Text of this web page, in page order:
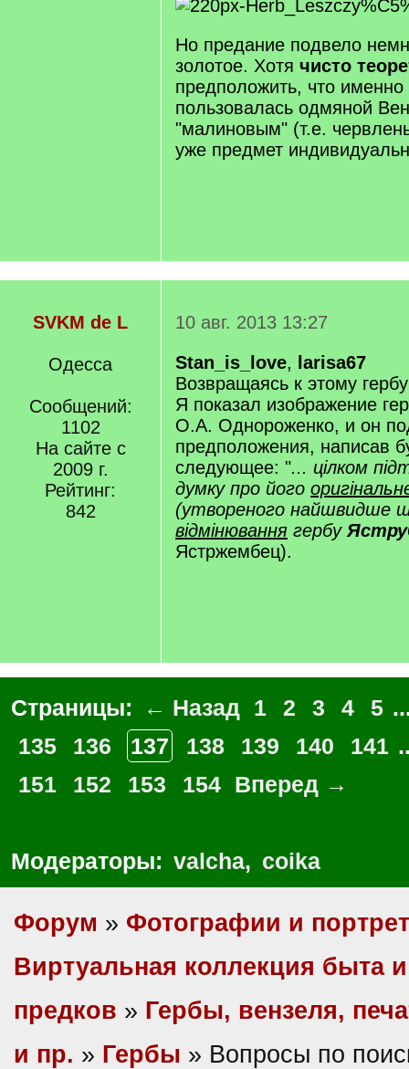
Но предание подвело
золотое. Хотя чисто
предположить, что именно
пользовалась одмяной
"малиновым" (т.е.
уже предмет
SVKM de L
Одесса
Сообщений:
1102
На сайте с
2009 г.
Рейтинг:
842
10 авг. 2013 13:27
Stan_is_love,
larisa67
Возвращаясь к этому
Я показал изображение
О.А. Однороженко, и он
предположения, написав
следующее: "... цілком
думку про його
(утвореного найшвидше
відмінювання гербу
Ястржембец).
Страницы: ← Назад 1 2 3 4 5
135
136 137 138 139 140 141
151
152 153 154 Вперед →
Модераторы: valcha, coika
Форум » Фотографии и
Виртуальная коллекция быта
предков » Гербы, вензеля,
и пр. » Гербы » Вопросы по